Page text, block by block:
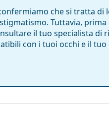
che si tratta di
Tuttavia,
il tuo specialista di
con i tuoi occhi e il tuo